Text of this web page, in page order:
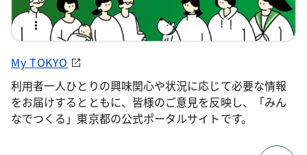
My TOKYO
利用者一人ひとりの興味関心や状況に応じて必要な情報
をお届けするとともに、皆様のご意見を反映し、「みん
なでつくる」東京都の公式ポータルサイトです。